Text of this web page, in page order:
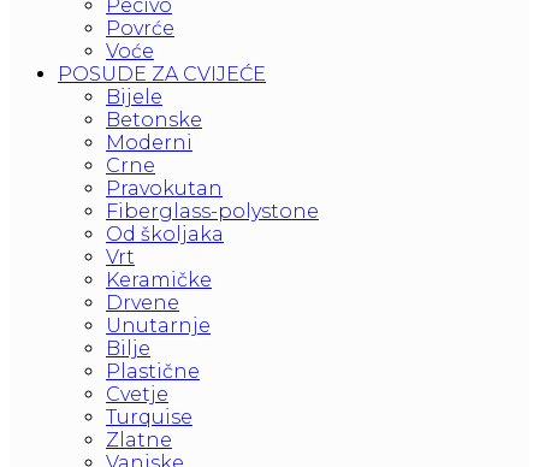
Pecivo
Povrće
Voće
POSUDE ZA CVIJEĆE
Bijele
Betonske
Moderni
Crne
Pravokutan
Fiberglass-polystone
Od školjaka
Vrt
Keramičke
Drvene
Unutarnje
Bilje
Plastične
Cvetje
Turquise
Zlatne